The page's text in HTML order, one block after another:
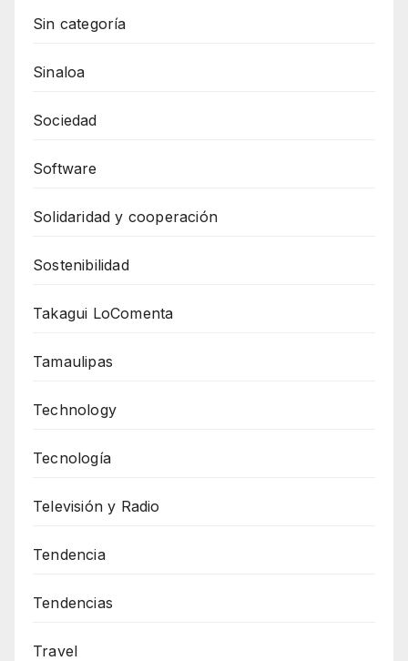
Sin categoría
Sinaloa
Sociedad
Software
Solidaridad y cooperación
Sostenibilidad
Takagui LoComenta
Tamaulipas
Technology
Tecnología
Televisión y Radio
Tendencia
Tendencias
Travel